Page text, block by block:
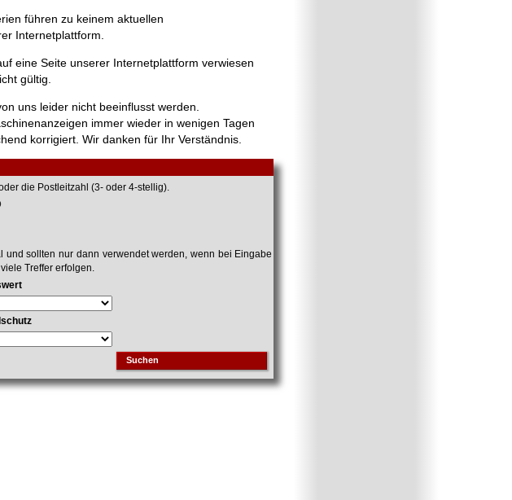
führen zu keinem aktuellen
Internetplattform.
eine Seite unserer Internetplattform verwiesen
gültig.
uns leider nicht beeinflusst werden.
immer wieder in wenigen Tagen
korrigiert. Wir danken für Ihr Verständnis.
die Postleitzahl (3- oder 4-stellig).
und sollten nur dann verwendet werden, wenn bei Eingabe
Treffer erfolgen.
Suchen